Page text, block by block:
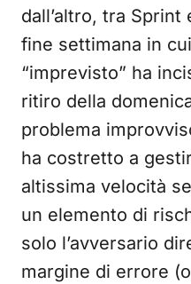
dall’altro, tra
fine settimana in
“imprevisto” ha
ritiro della
problema
ha costretto a
altissima velocità
un elemento di
solo l’avversario
margine di errore